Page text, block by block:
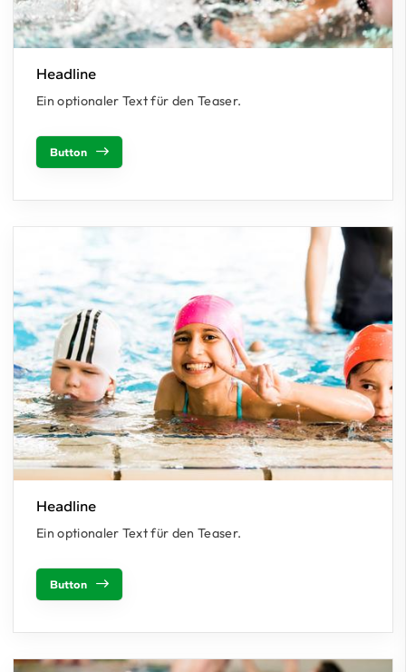
Headline
Ein optionaler Text für den Teaser.
Button
Headline
Ein optionaler Text für den Teaser.
Button